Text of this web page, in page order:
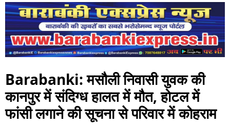
Barabanki: मसौली निवासी युवक की
कानपुर में संदिग्ध हालत में मौत, होटल में
फांसी लगाने की सूचना से परिवार में कोहराम